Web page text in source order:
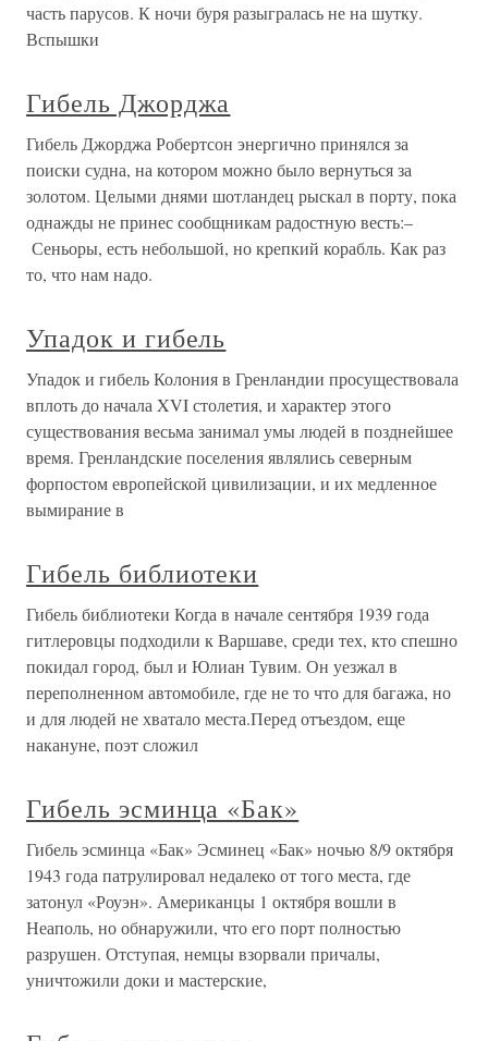
часть парусов. К ночи буря разыгралась не на шутку.
Вспышки
Гибель Джорджа
Гибель Джорджа Робертсон энергично принялся за
поиски судна, на котором можно было вернуться за
золотом. Целыми днями шотландец рыскал в порту, пока
однажды не принес сообщникам радостную весть:–
Сеньоры, есть небольшой, но крепкий корабль. Как раз
то, что нам надо.
Упадок и гибель
Упадок и гибель Колония в Гренландии просуществовала
вплоть до начала XVI столетия, и характер этого
существования весьма занимал умы людей в позднейшее
время. Гренландские поселения являлись северным
форпостом европейской цивилизации, и их медленное
вымирание в
Гибель библиотеки
Гибель библиотеки Когда в начале сентября 1939 года
гитлеровцы подходили к Варшаве, среди тех, кто спешно
покидал город, был и Юлиан Тувим. Он уезжал в
переполненном автомобиле, где не то что для багажа, но
и для людей не хватало места.Перед отъездом, еще
накануне, поэт сложил
Гибель эсминца «Бак»
Гибель эсминца «Бак» Эсминец «Бак» ночью 8/9 октября
1943 года патрулировал недалеко от того места, где
затонул «Роуэн». Американцы 1 октября вошли в
Неаполь, но обнаружили, что его порт полностью
разрушен. Отступая, немцы взорвали причалы,
уничтожили доки и мастерские,